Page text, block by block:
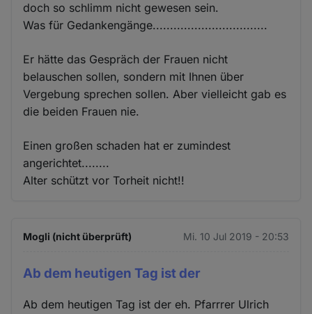
doch so schlimm nicht gewesen sein.
Was für Gedankengänge.................................
Er hätte das Gespräch der Frauen nicht
belauschen sollen, sondern mit Ihnen über
Vergebung sprechen sollen. Aber vielleicht gab es
die beiden Frauen nie.
Einen großen schaden hat er zumindest
angerichtet........
Alter schützt vor Torheit nicht!!
Mogli (nicht überprüft) Mi. 10 Jul 2019 - 20:53
Ab dem heutigen Tag ist der
Ab dem heutigen Tag ist der eh. Pfarrrer Ulrich